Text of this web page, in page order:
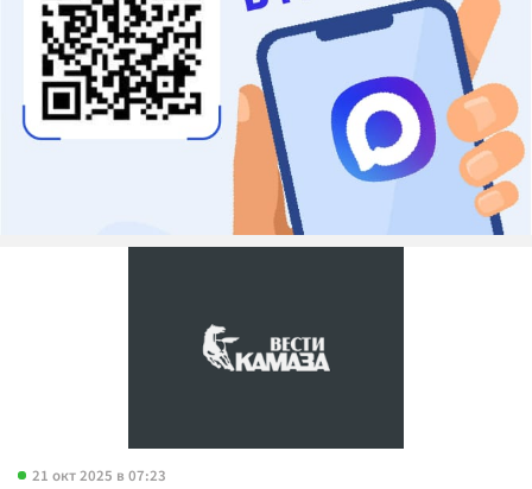
21 окт 2025 в 07:23